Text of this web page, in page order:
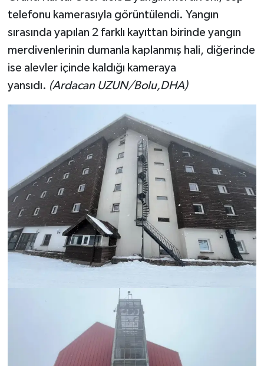
telefonu kamerasıyla görüntülendi. Yangın
sırasında yapılan 2 farklı kayıttan birinde yangın
merdivenlerinin dumanla kaplanmış hali, diğerinde
ise alevler içinde kaldığı kameraya
yansıdı. (Ardacan UZUN/Bolu,DHA)